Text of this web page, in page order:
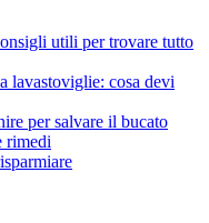
utili per trovare tutto
lavastoviglie: cosa devi
per salvare il bucato
rimedi